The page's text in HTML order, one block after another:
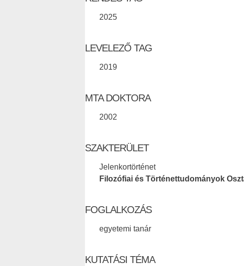
2025
LEVELEZŐ TAG
2019
MTA DOKTORA
2002
SZAKTERÜLET
Jelenkortörténet
Filozófiai és Történettudományok
FOGLALKOZÁS
egyetemi tanár
KUTATÁSI TÉMA